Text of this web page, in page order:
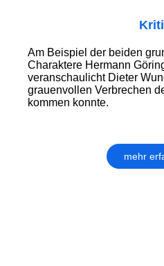
Am Beispiel der beiden
Charaktere Hermann
veranschaulicht Dieter
grauenvollen Verbrechen
kommen konnte.
mehr